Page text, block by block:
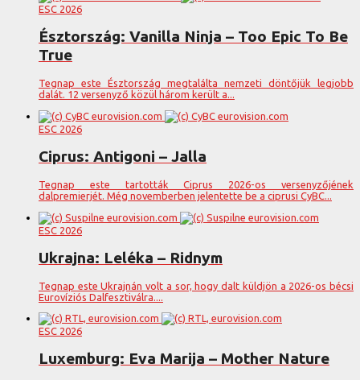
ESC 2026
Észtország: Vanilla Ninja – Too Epic To Be
True
Tegnap este Észtország megtalálta nemzeti döntőjük legjobb
dalát. 12 versenyző közül három került a...
ESC 2026
Ciprus: Antigoni – Jalla
Tegnap este tartották Ciprus 2026-os versenyzőjének
dalpremierjét. Még novemberben jelentette be a ciprusi CyBC...
ESC 2026
Ukrajna: Leléka – Ridnym
Tegnap este Ukrajnán volt a sor, hogy dalt küldjön a 2026-os bécsi
Eurovíziós Dalfesztiválra....
ESC 2026
Luxemburg: Eva Marija – Mother Nature